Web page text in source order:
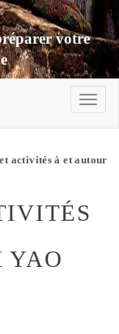
votre
activités à et autour
YAO